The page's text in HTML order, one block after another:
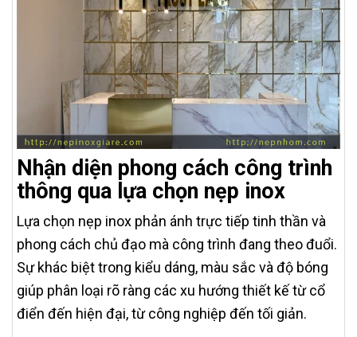
Nhận diện phong cách công trình
thông qua lựa chọn nẹp inox
Lựa chọn nẹp inox phản ánh trực tiếp tinh thần và
phong cách chủ đạo mà công trình đang theo đuổi.
Sự khác biệt trong kiểu dáng, màu sắc và độ bóng
giúp phân loại rõ ràng các xu hướng thiết kế từ cổ
điển đến hiện đại, từ công nghiệp đến tối giản.